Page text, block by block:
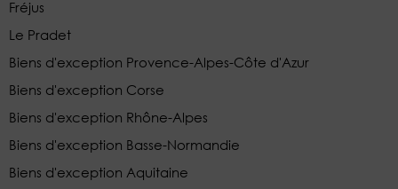
Fréjus
Le Pradet
Biens d'exception Provence-Alpes-Côte d'Azur
Biens d'exception Corse
Biens d'exception Rhône-Alpes
Biens d'exception Basse-Normandie
Biens d'exception Aquitaine